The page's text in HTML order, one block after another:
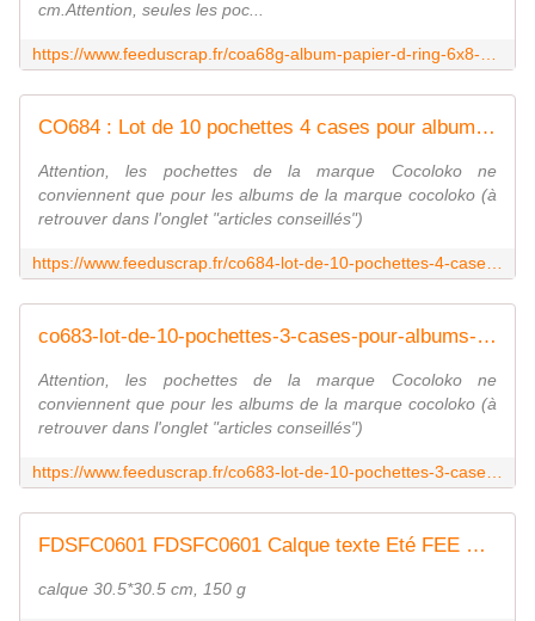
cm.Attention, seules les poc...
CO684 : Lot de 10 pochettes 4 cases pour albums-cocololo-6x8 fee du scrap
Attention, les pochettes de la marque Cocoloko ne
conviennent que pour les albums de la marque cocoloko (à
retrouver dans l'onglet "articles conseillés")
co683-lot-de-10-pochettes-3-cases-pour-albums-cocololo-6x8 fee du scrap
Attention, les pochettes de la marque Cocoloko ne
conviennent que pour les albums de la marque cocoloko (à
retrouver dans l'onglet "articles conseillés")
FDSFC0601 FDSFC0601 Calque texte Eté FEE DU SCRAP
calque 30.5*30.5 cm, 150 g